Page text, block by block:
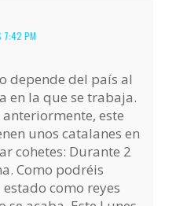
7:42 PM
depende del país al
en la que se trabaja.
este
unos catalanes en
cohetes: Durante 2
Como podréis
como reyes